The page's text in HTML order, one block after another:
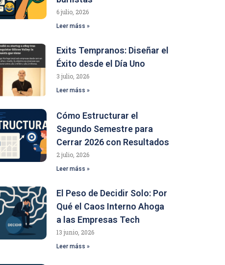
6 julio, 2026
Leer máss »
Exits Tempranos: Diseñar el
Éxito desde el Día Uno
3 julio, 2026
Leer máss »
Cómo Estructurar el
Segundo Semestre para
Cerrar 2026 con Resultados
2 julio, 2026
Leer máss »
El Peso de Decidir Solo: Por
Qué el Caos Interno Ahoga
a las Empresas Tech
13 junio, 2026
Leer máss »